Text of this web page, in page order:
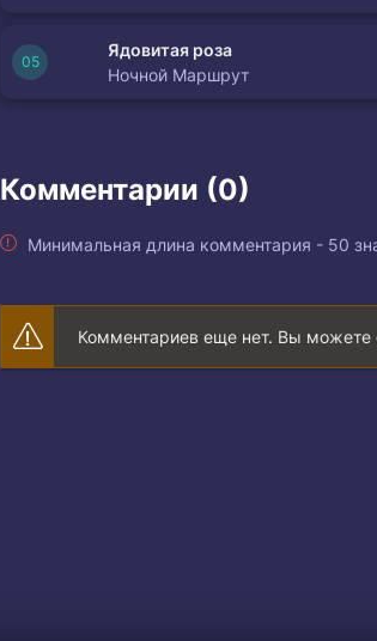
Ядовитая роза
Ночной Маршрут
Комментарии (0)
Минимальная длина комментария - 50
Комментариев еще нет. Вы можете